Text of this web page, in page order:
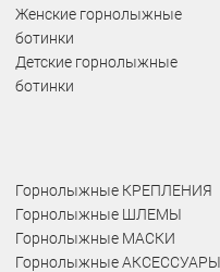
Женские горнолыжные
ботинки
Детские горнолыжные
ботинки
Горнолыжные КРЕПЛЕНИЯ
Горнолыжные ШЛЕМЫ
Горнолыжные МАСКИ
Горнолыжные АКСЕССУАРЫ